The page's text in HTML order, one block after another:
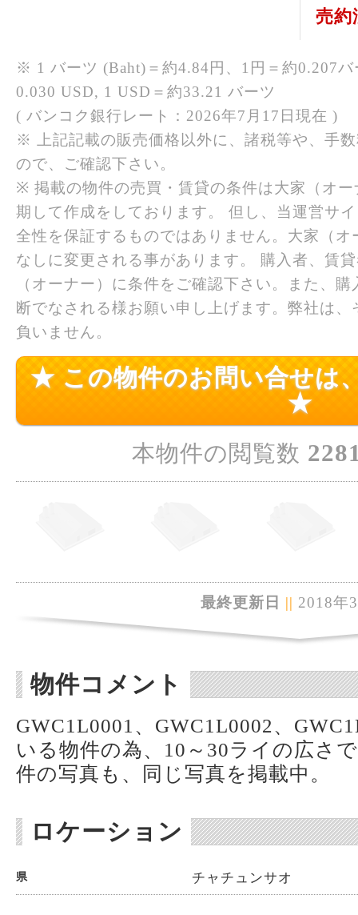
売約
※ 1 バーツ (Baht)＝約4.84円、1円＝約0.207
0.030 USD, 1 USD＝約33.21 バーツ
( バンコク銀行レート：2026年7月17日現在 )
※ 上記記載の販売価格以外に、諸税等や、手
ので、ご確認下さい。
※ 掲載の物件の売買・賃貸の条件は大家（オ
期して作成をしております。 但し、当運営サ
全性を保証するものではありません。大家（
なしに変更される事があります。 購入者、賃
（オーナー）に条件をご確認下さい。また、
断でなされる様お願い申し上げます。弊社は
負いません。
★ この物件のお問い合せは
★
本物件の閲覧数
最終更新日 || 2018年
物件コメント
GWC1L0001、GWC1L0002、
いる物件の為、10～30ライの広さ
件の写真も、同じ写真を掲載中。
ロケーション
県 チャチュンサオ